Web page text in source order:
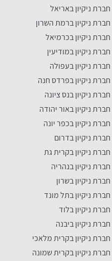
חברת ניקיון באריאל
חברת ניקיון ברמת השרון
חברת ניקיון בכרמיאל
חברת ניקיון במודיעין
חברת ניקיון בעפולה
חברת ניקיון בפרדס חנה
חברת ניקיון בנס ציונה
חברת ניקיון באור יהודה
חברת ניקיון בכפר יונה
​חברת ניקיון בדרום
חברת ניקיון בקרית גת
חברת ניקיון בנהריה
חברת ניקיון בשרון
חברת ניקיון בתל מונד
חברת ניקיון בלוד
חברת ניקיון ביבנה
חברת ניקיון בקרית מלאכי
חברת ניקיון בקרית שמונה